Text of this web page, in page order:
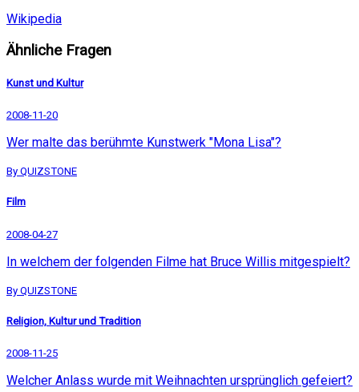
Wikipedia
Ähnliche Fragen
Kunst und Kultur
2008-11-20
Wer malte das berühmte Kunstwerk "Mona Lisa"?
By QUIZSTONE
Film
2008-04-27
In welchem der folgenden Filme hat Bruce Willis mitgespielt?
By QUIZSTONE
Religion, Kultur und Tradition
2008-11-25
Welcher Anlass wurde mit Weihnachten ursprünglich gefeiert?